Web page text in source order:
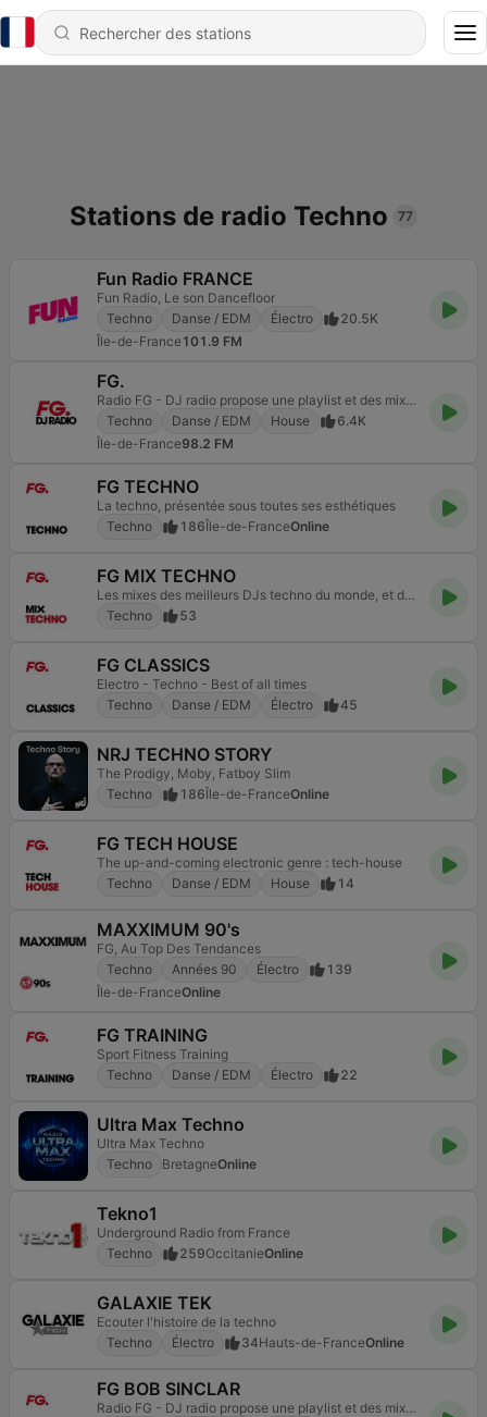
Stations de radio Techno 77
Fun Radio FRANCE
Fun Radio, Le son Dancefloor
Techno
Danse / EDM Électro
20.5K
Île-de-France101.9 FM
FG.
Radio FG - DJ radio propose une playlist et des mixes house music et électro.
Techno
Danse / EDM House
6.4K
Île-de-France98.2 FM
FG TECHNO
La techno, présentée sous toutes ses esthétiques
Techno
186Île-de-FranceOnline
FG MIX TECHNO
Les mixes des meilleurs DJs techno du monde, et des plus belles soirées
Techno
53
FG CLASSICS
Electro - Techno - Best of all times
Techno
Danse / EDM Électro 45
NRJ TECHNO STORY
The Prodigy, Moby, Fatboy Slim
Techno
186Île-de-FranceOnline
FG TECH HOUSE
The up-and-coming electronic genre : tech-house
Techno
Danse / EDM House 14
MAXXIMUM 90's
FG, Au Top Des Tendances
Techno
Années 90 Électro
139
Île-de-FranceOnline
FG TRAINING
Sport Fitness Training
Techno
Danse / EDM Électro 22
Ultra Max Techno
Ultra Max Techno
Techno
BretagneOnline
Tekno1
Underground Radio from France
Techno
259OccitanieOnline
GALAXIE TEK
Ecouter l'histoire de la techno
Techno
Électro 34Hauts-de-FranceOnline
FG BOB SINCLAR
Radio FG - DJ radio propose une playlist et des mixes house music et électro.